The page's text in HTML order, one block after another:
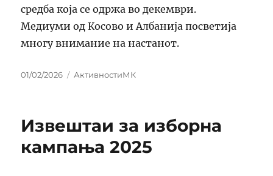
средба која се одржа во декември.
Медиуми од Косово и Албанија посветија
многу внимание на настанот.
Posted
01/02/2026 Categories
АктивностиМК
Извештаи за изборна
кампања 2025